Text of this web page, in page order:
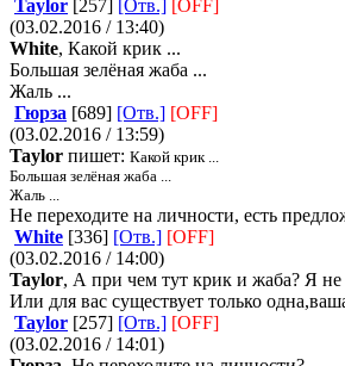
Taylor [257] [Отв.] [OFF]
(03.02.2016 / 13:40)
White, Какой крик ...
Большая зелёная жаба ...
Жаль ...
Гюрза [689] [Отв.] [OFF]
(03.02.2016 / 13:59)
Taylor пишет: Какой крик ...
Большая зелёная жаба ...
Жаль ...
Не переходите на личности, есть
White [336] [Отв.] [OFF]
(03.02.2016 / 14:00)
Taylor, А при чем тут крик и жаба? Я не
Или для вас существует только
Taylor [257] [Отв.] [OFF]
(03.02.2016 / 14:01)